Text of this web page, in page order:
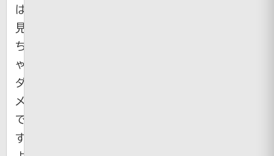
は
見
ち
ゃ
ダ
メ
で
す